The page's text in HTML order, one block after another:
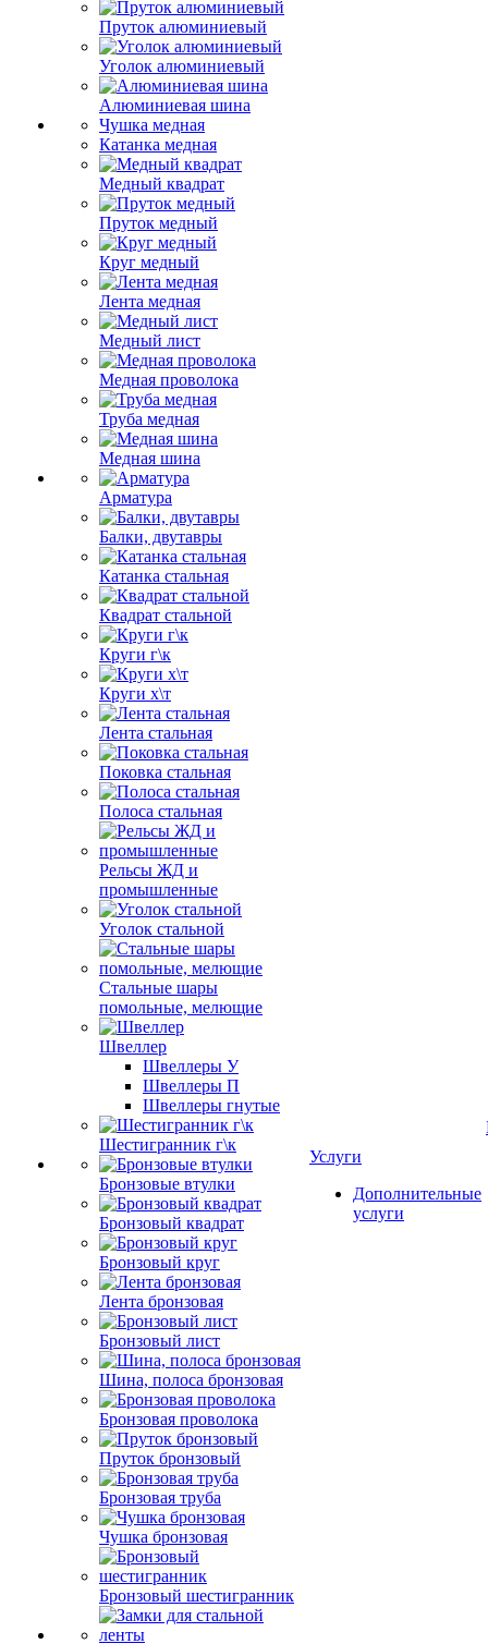
Пруток алюминиевый
Уголок алюминиевый
Алюминиевая шина
Чушка медная
Катанка медная
Медный квадрат
Пруток медный
Круг медный
Лента медная
Медный лист
Медная проволока
Труба медная
Медная шина
Арматура
Балки, двутавры
Катанка стальная
Квадрат стальной
Круги г\к
Круги х\т
Лента стальная
Поковка стальная
Полоса стальная
Рельсы ЖД и
промышленные
Уголок стальной
Стальные шары
помольные, мелющие
Швеллер
Швеллеры У
Швеллеры П
Швеллеры гнутые
Шестигранник г\к
Бронзовые втулки
Бронзовый квадрат
Бронзовый круг
Лента бронзовая
Бронзовый лист
Шина, полоса бронзовая
Бронзовая проволока
Пруток бронзовый
Бронзовая труба
Чушка бронзовая
Бронзовый шестигранник
Услуги
Дополнительные
услуги